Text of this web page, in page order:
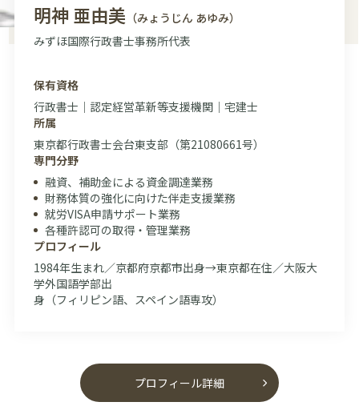
明神 亜由美 （みょうじん あゆみ）
みずほ国際行政書士事務所代表
保有資格
行政書士｜認定経営革新等支援機関｜宅建士
所属
東京都行政書士会台東支部（第21080661号）
専門分野
融資、補助金による資金調達業務
財務体質の強化に向けた伴走支援業務
就労VISA申請サポート業務
各種許認可の取得・管理業務
プロフィール
1984年生まれ／京都府京都市出身→東京都在住／大阪大
学外国語学部出
身（フィリピン語、スペイン語専攻）
プロフィール詳細